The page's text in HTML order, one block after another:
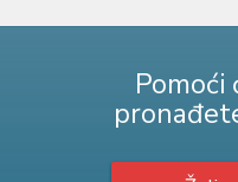
Pomoći